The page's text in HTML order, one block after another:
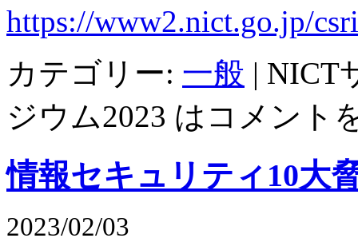
https://www2.nict.go.jp/
カテゴリー: 一般 | NICT
ジウム2023 は コメント
情報セキュリティ10大
2023/02/03